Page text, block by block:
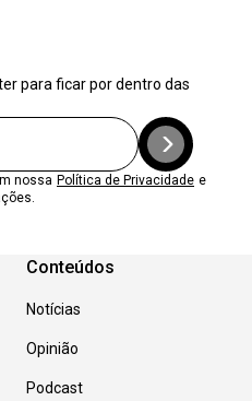
para ficar por dentro das
nossa Política de Privacidade e
Conteúdos
Notícias
Opinião
Podcast